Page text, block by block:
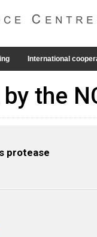
International
the
protease